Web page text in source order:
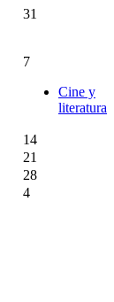
31
7
Cine y
literatura
14
21
28
4